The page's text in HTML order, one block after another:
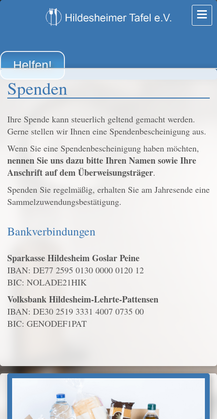
Helfen!
Spenden
Ihre Spende kann steuerlich geltend gemacht werden.
Gerne stellen wir Ihnen eine Spendenbescheinigung aus.
Wenn Sie eine Spendenbescheinigung haben möchten,
nennen Sie uns dazu bitte Ihren Namen sowie Ihre
Anschrift auf dem Überweisungsträger.
Spenden Sie regelmäßig, erhalten Sie am Jahresende eine
Sammelzuwendungsbestätigung.
Bankverbindungen
Sparkasse Hildesheim Goslar Peine
IBAN: DE77 2595 0130 0000 0120 12
BIC: NOLADE21HIK
Volksbank Hildesheim-Lehrte-Pattensen
IBAN: DE30 2519 3331 4007 0735 00
BIC: GENODEF1PAT